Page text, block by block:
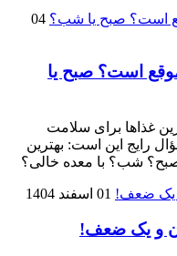
04
است؟ صبح یا
غذاها برای سلامت
رایج این است: بهترین
شب؟ با معده خالی؟
01 اسفند 1404
و یک ضعف!